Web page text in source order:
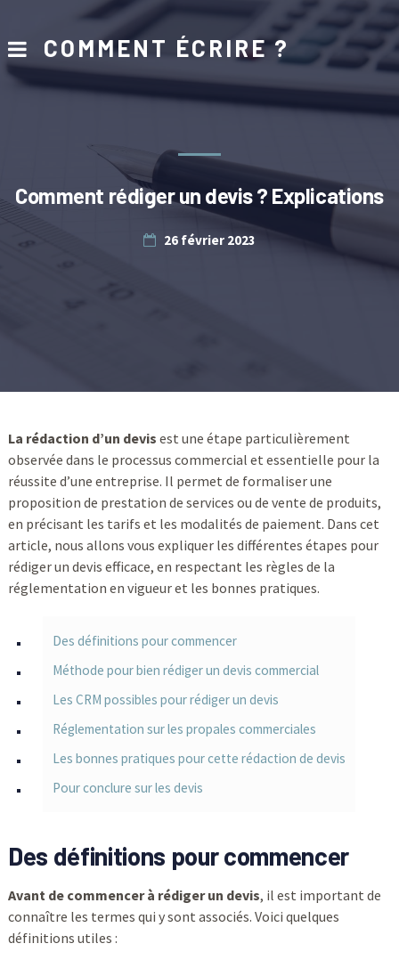
COMMENT ÉCRIRE ?
Comment rédiger un devis ? Explications
26 février 2023
La rédaction d’un devis est une étape particulièrement
observée dans le processus commercial et essentielle pour la
réussite d’une entreprise. Il permet de formaliser une
proposition de prestation de services ou de vente de produits,
en précisant les tarifs et les modalités de paiement. Dans cet
article, nous allons vous expliquer les différentes étapes pour
rédiger un devis efficace, en respectant les règles de la
réglementation en vigueur et les bonnes pratiques.
Des définitions pour commencer
Méthode pour bien rédiger un devis commercial
Les CRM possibles pour rédiger un devis
Réglementation sur les propales commerciales
Les bonnes pratiques pour cette rédaction de devis
Pour conclure sur les devis
Des définitions pour commencer
Avant de commencer à rédiger un devis, il est important de
connaître les termes qui y sont associés. Voici quelques
définitions utiles :